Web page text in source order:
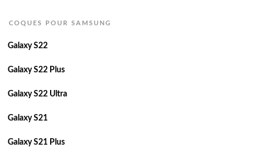
COQUES POUR SAMSUNG
Galaxy S22
Galaxy S22 Plus
Galaxy S22 Ultra
Galaxy S21
Galaxy S21 Plus